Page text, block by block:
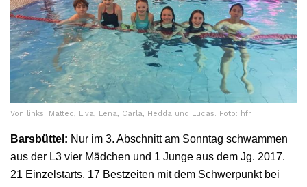
Von links: Matteo, Liva, Lena, Carla, Hedda und Lucas. Foto: hfr
Barsbüttel: Nur im 3. Abschnitt am Sonntag schwammen
aus der L3 vier Mädchen und 1 Junge aus dem Jg. 2017.
21 Einzelstarts, 17 Bestzeiten mit dem Schwerpunkt bei